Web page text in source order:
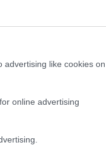
advertising like cookies on
online advertising